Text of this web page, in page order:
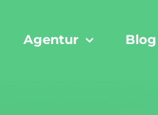
Agentur Blog